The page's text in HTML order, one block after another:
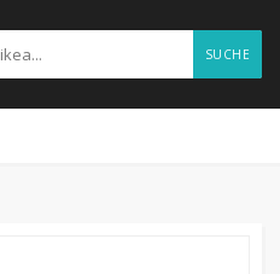
SUCHE